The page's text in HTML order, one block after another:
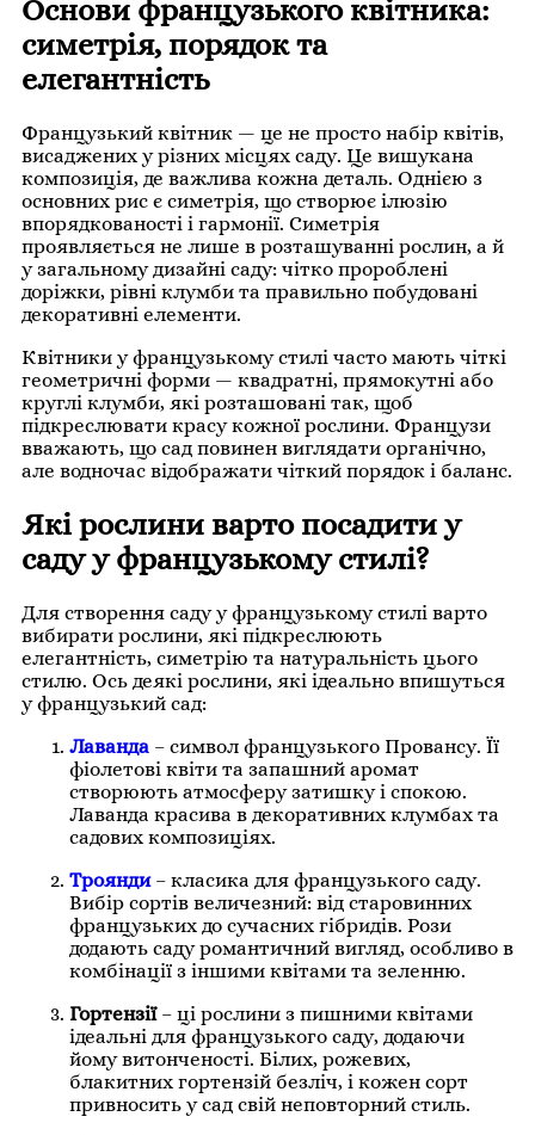
Основи французького квітника:
симетрія, порядок та
елегантність
Французький квітник — це не просто набір квітів,
висаджених у різних місцях саду. Це вишукана
композиція, де важлива кожна деталь. Однією з
основних рис є симетрія, що створює ілюзію
впорядкованості і гармонії. Симетрія
проявляється не лише в розташуванні рослин, а й
у загальному дизайні саду: чітко пророблені
доріжки, рівні клумби та правильно побудовані
декоративні елементи.
Квітники у французькому стилі часто мають чіткі
геометричні форми — квадратні, прямокутні або
круглі клумби, які розташовані так, щоб
підкреслювати красу кожної рослини. Французи
вважають, що сад повинен виглядати органічно,
але водночас відображати чіткий порядок і баланс.
Які рослини варто посадити у
саду у французькому стилі?
Для створення саду у французькому стилі варто
вибирати рослини, які підкреслюють
елегантність, симетрію та натуральність цього
стилю. Ось деякі рослини, які ідеально впишуться
у французький сад:
Лаванда – символ французького Провансу. Її
фіолетові квіти та запашний аромат
створюють атмосферу затишку і спокою.
Лаванда красива в декоративних клумбах та
садових композиціях.
Троянди– класика для французького саду.
Вибір сортів величезний: від старовинних
французьких до сучасних гібридів. Рози
додають саду романтичний вигляд, особливо в
комбінації з іншими квітами та зеленню.
Гортензії– ці рослини з пишними квітами
ідеальні для французького саду, додаючи
йому витонченості. Білих, рожевих,
блакитних гортензій безліч, і кожен сорт
привносить у сад свій неповторний стиль.